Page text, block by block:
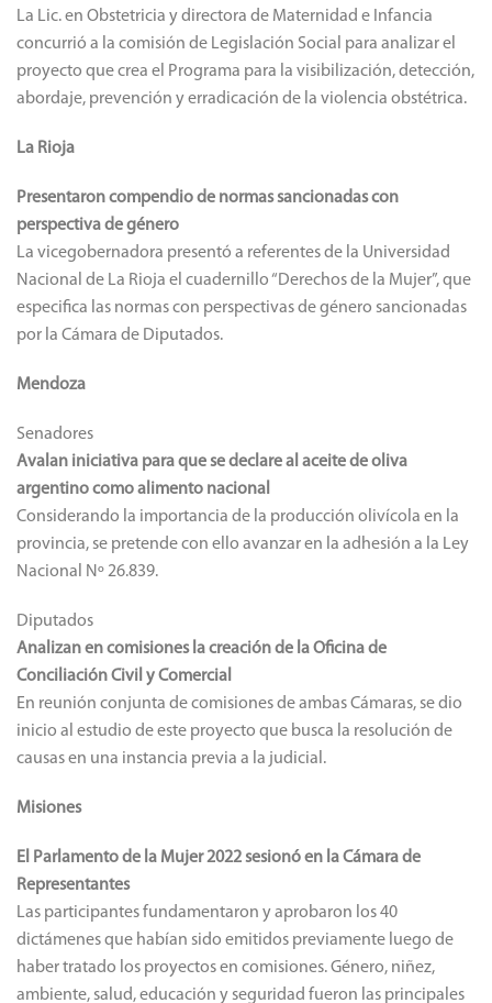
La Lic. en Obstetricia y directora de Maternidad e Infancia
concurrió a la comisión de Legislación Social para analizar el
proyecto que crea el Programa para la visibilización, detección,
abordaje, prevención y erradicación de la violencia obstétrica.
La Rioja
Presentaron compendio de normas sancionadas con
perspectiva de género
La vicegobernadora presentó a referentes de la Universidad
Nacional de La Rioja el cuadernillo “Derechos de la Mujer”, que
especifica las normas con perspectivas de género sancionadas
por la Cámara de Diputados.
Mendoza
Senadores
Avalan iniciativa para que se declare al aceite de oliva
argentino como alimento nacional
Considerando la importancia de la producción olivícola en la
provincia, se pretende con ello avanzar en la adhesión a la Ley
Nacional Nº 26.839.
Diputados
Analizan en comisiones la creación de la Oficina de
Conciliación Civil y Comercial
En reunión conjunta de comisiones de ambas Cámaras, se dio
inicio al estudio de este proyecto que busca la resolución de
causas en una instancia previa a la judicial.
Misiones
El Parlamento de la Mujer 2022 sesionó en la Cámara de
Representantes
Las participantes fundamentaron y aprobaron los 40
dictámenes que habían sido emitidos previamente luego de
haber tratado los proyectos en comisiones. Género, niñez,
ambiente, salud, educación y seguridad fueron las principales